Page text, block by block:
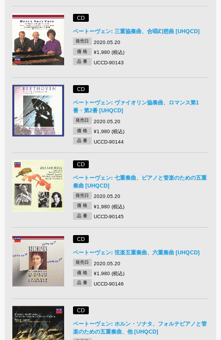
CD
ベートーヴェン: 三重協奏曲、合唱幻想曲 [UHQCD]
発売日 2020.05.20
価 格 ¥1,980 (税込)
品 番 UCCD-90143
CD
ベートーヴェン: ヴァイオリン協奏曲、ロマンス第1
番・第2番 [UHQCD]
発売日 2020.05.20
価 格 ¥1,980 (税込)
品 番 UCCD-90144
CD
ベートーヴェン: 七重奏曲、ピアノと管楽のための五重
奏曲 [UHQCD]
発売日 2020.05.20
価 格 ¥1,980 (税込)
品 番 UCCD-90145
CD
ベートーヴェン: 弦楽五重奏曲、六重奏曲 [UHQCD]
発売日 2020.05.20
価 格 ¥1,980 (税込)
品 番 UCCD-90146
CD
ベートーヴェン: ホルン・ソナタ、フォルテピアノと管
楽のための五重奏曲、他 [UHQCD]